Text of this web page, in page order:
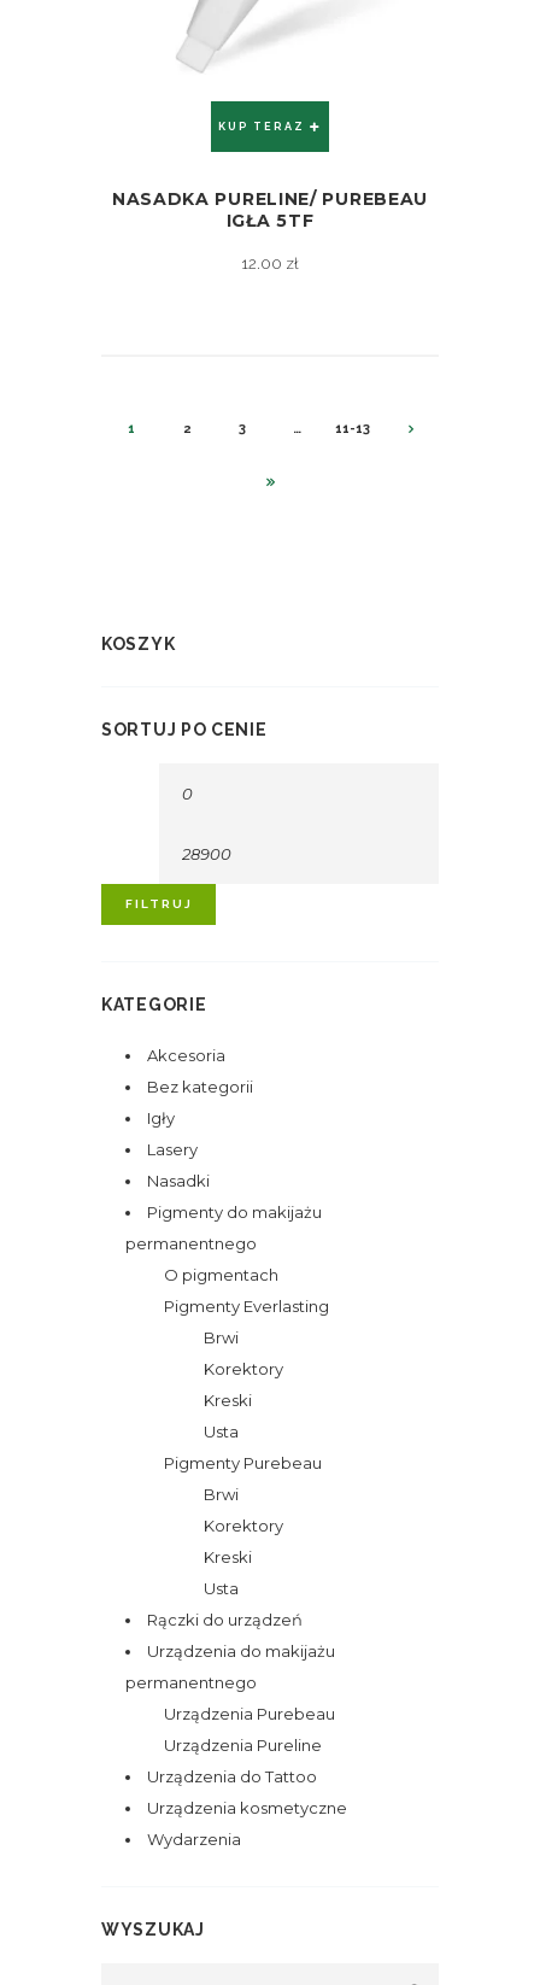
ZOBACZ
KUP TERAZ
NASADKA PURELINE/ PUREBEAU
IGŁA 5TF
12.00 zł
1 2 3 … 11-13
KOSZYK
SORTUJ PO CENIE
FILTRUJ
KATEGORIE
Akcesoria
Bez kategorii
Igły
Lasery
Nasadki
Pigmenty do makijażu
permanentnego
O pigmentach
Pigmenty Everlasting
Brwi
Korektory
Kreski
Usta
Pigmenty Purebeau
Brwi
Korektory
Kreski
Usta
Rączki do urządzeń
Urządzenia do makijażu
permanentnego
Urządzenia Purebeau
Urządzenia Pureline
Urządzenia do Tattoo
Urządzenia kosmetyczne
Wydarzenia
WYSZUKAJ